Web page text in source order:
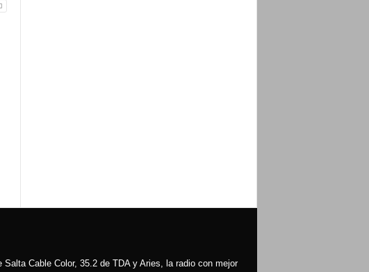
Cable Color, 35.2 de TDA y Aries, la radio con mejor